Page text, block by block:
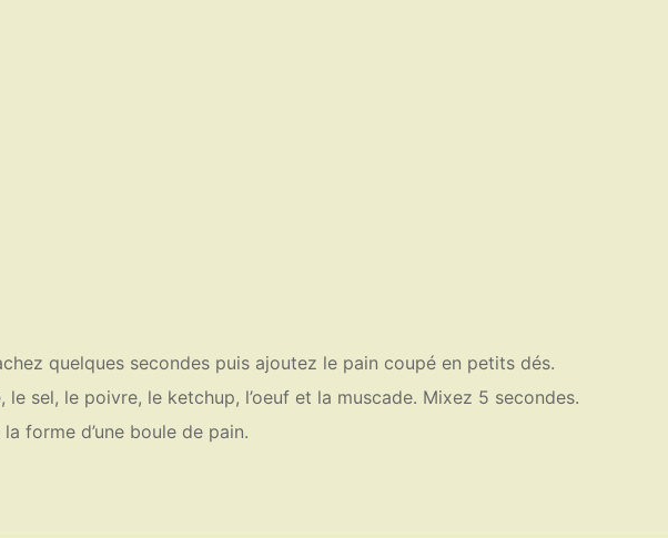
quelques secondes puis ajoutez le pain coupé en petits dés.
sel, le poivre, le ketchup, l’oeuf et la muscade. Mixez 5 secondes.
forme d’une boule de pain.